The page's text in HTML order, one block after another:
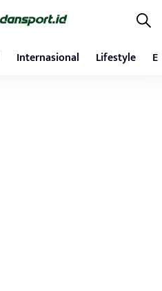
Internasional Lifestyle